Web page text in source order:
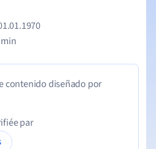
contenido diseñado por
par